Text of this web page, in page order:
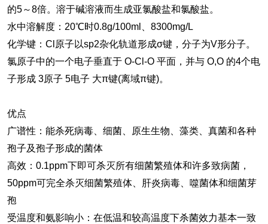
的5～8倍。溶于碱溶液而生成亚氯酸盐和氯酸盐。
水中溶解度：20℃时0.8g/100ml、8300mg/L
化学键：Cl原子以sp2杂化轨道形成σ键，分子为V形分子。
氯原子中的一个电子垂直于 O-Cl-O 平面，并与 O,O 的4个电
子形成 3原子 5电子 大π键(离域π键)。
优点
广谱性：能杀死病毒、细菌、原生生物、藻类、真菌和各种
孢子及孢子形成的菌体
高效：0.1ppm下即可杀灭所有细菌繁殖体和许多致病菌，
50ppm可完全杀灭细菌繁殖体、肝炎病毒、噬菌体和细菌芽
孢
受温度和氨影响小：在低温和较高温度下杀菌效力基本一致